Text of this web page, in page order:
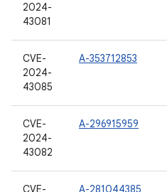
2024-
43081
CVE-
2024-
43085
A-353712853
CVE-
2024-
43082
A-296915959
CVE- A-281044385